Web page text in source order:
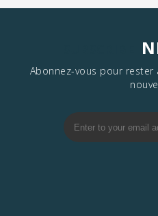
Abonnez-vous pour